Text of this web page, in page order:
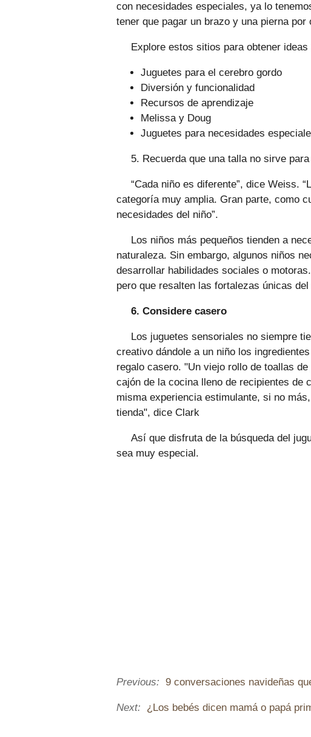
con necesidades especiales, ya lo
tener que pagar un brazo y una pierna
Explore estos sitios para obtener
Juguetes para el cerebro gordo
Diversión y funcionalidad
Recursos de aprendizaje
Melissa y Doug
Juguetes para necesidades
5. Recuerda que una talla no sirve
“Cada niño es diferente”, dice Weiss.
categoría muy amplia. Gran parte, como
necesidades del niño”.
Los niños más pequeños tienden a
naturaleza. Sin embargo, algunos niños
desarrollar habilidades sociales o
pero que resalten las fortalezas únicas
6. Considere casero
Los juguetes sensoriales no siempre
creativo dándole a un niño los
regalo casero. "Un viejo rollo de toallas
cajón de la cocina lleno de recipientes de
misma experiencia estimulante, si no
tienda", dice Clark
Así que disfruta de la búsqueda del
sea muy especial.
Previous: 9 conversaciones navideñas
Next: ¿Los bebés dicen mamá o papá